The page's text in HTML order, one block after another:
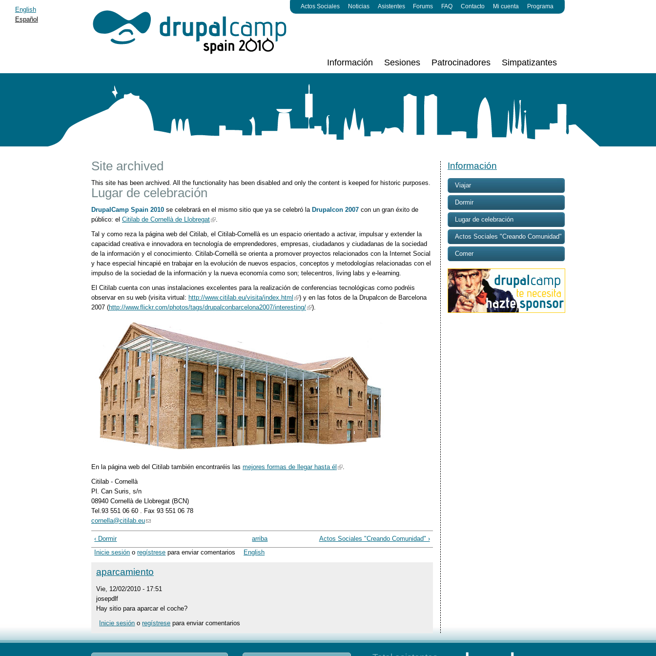
Actos Sociales Noticias Asistentes Forums FAQ Contacto Mi cuenta Programa
Información Sesiones Patrocinadores Simpatizantes
Site archived
This site has been archived. All the functionality has been disabled and only the content is keeped for historic purposes.
Lugar de celebración
DrupalCamp Spain 2010 se celebrará en el mismo sitio que ya se celebró la Drupalcon 2007 con un gran éxito de
público: el Citilab de Cornellà de Llobregat
.
Tal y como reza la página web del Citilab, el Citilab-Cornellà es un espacio orientado a activar, impulsar y extender la
capacidad creativa e innovadora en tecnología de emprendedores, empresas, ciudadanos y ciudadanas de la sociedad
de la información y el conocimiento. Citilab-Cornellà se orienta a promover proyectos relacionados con la Internet Social
y hace especial hincapié en trabajar en la evolución de nuevos espacios, conceptos y metodologías relacionadas con el
impulso de la sociedad de la información y la nueva economía como son; telecentros, living labs y e-learning.
El Citilab cuenta con unas instalaciones excelentes para la realización de conferencias tecnológicas como podréis
observar en su web (visita virtual: http://www.citilab.eu/visita/index.html
) y en las fotos de la Drupalcon de Barcelona
2007 (http://www.flickr.com/photos/tags/drupalconbarcelona2007/interesting/ ).
En la página web del Citilab también encontraréis las mejores formas de llegar hasta él
.
Citilab - Cornellà
Pl. Can Suris, s/n
08940 Cornellà de Llobregat (BCN)
Tel.93 551 06 60 . Fax 93 551 06 78
cornella@citilab.eu
‹ Dormir arriba
Actos Sociales "Creando Comunidad" ›
Inicie sesión oregístrese para enviar comentarios English
aparcamiento
Vie, 12/02/2010 - 17:51
josepdlf
Hay sitio para aparcar el coche?
Inicie sesión oregístrese para enviar comentarios
Información
Viajar
Dormir
Lugar de celebración
Actos Sociales "Creando Comunidad"
Comer
English
Español